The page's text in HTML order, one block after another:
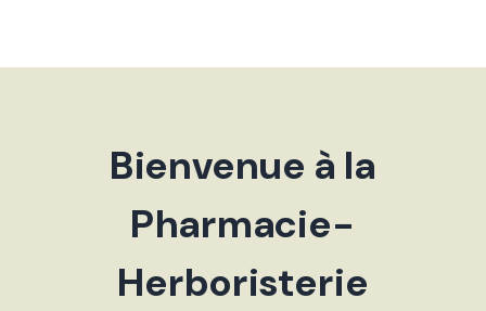
Bienvenue à la
Pharmacie-
Herboristerie